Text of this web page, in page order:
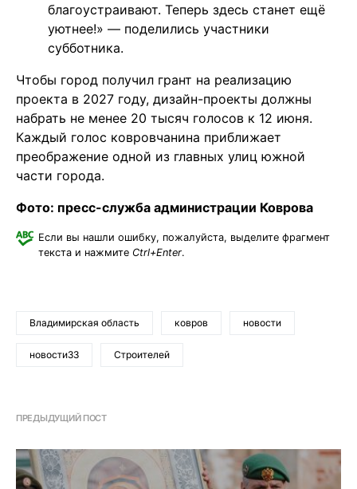
благоустраивают. Теперь здесь станет ещё
уютнее!» — поделились участники
субботника.
Чтобы город получил грант на реализацию
проекта в 2027 году, дизайн-проекты должны
набрать не менее 20 тысяч голосов к 12 июня.
Каждый голос ковровчанина приближает
преображение одной из главных улиц южной
части города.
Фото: пресс-служба администрации Коврова
Если вы нашли ошибку, пожалуйста, выделите фрагмент
текста и нажмите Ctrl+Enter.
Владимирская область ковров новости
новости33 Строителей
ПРЕДЫДУЩИЙ ПОСТ